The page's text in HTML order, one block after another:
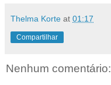
Thelma Korte at 01:17
Compartilhar
Nenhum comentário: